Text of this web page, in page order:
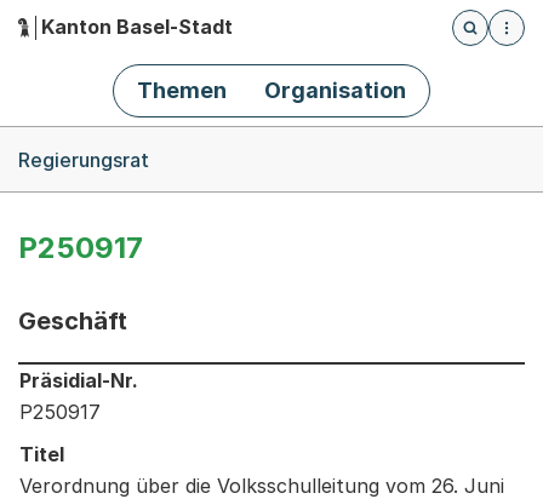
Hauptnavigation
Kanton Basel-Stadt
Öffnet
Themen Organisation
Regierungsrat
P250917
Geschäft
Informationen zum Ausgewählten Geschäft
Präsidial-Nr.
P250917
Titel
Verordnung über die Volksschulleitung vom 26. Juni